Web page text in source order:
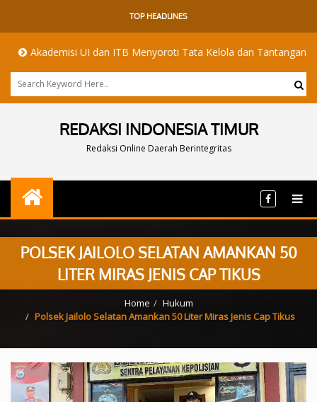
TOP HEADLINES
UI dan ITB Menyoroti Tata Kelola dan Tantangan Hilirisasi
REDAKSI INDONESIA TIMUR
Redaksi Online Daerah Berintegritas
POLSEK JAILOLO SELATAN AMANKAN 50
LITER MIRAS JENIS CAP TIKUS
Home
Hukum
Polsek Jailolo Selatan Amankan 50 Liter Miras Jenis Cap Tikus